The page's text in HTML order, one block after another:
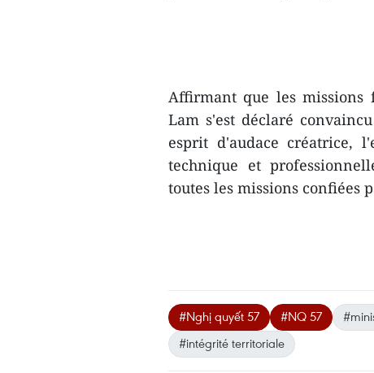
Affirmant que les missions
Lam s'est déclaré
esprit d'audace créatrice,
technique et
toutes les missions confiées
#Nghị quyết 57 #NQ 57
#intégrité territoriale